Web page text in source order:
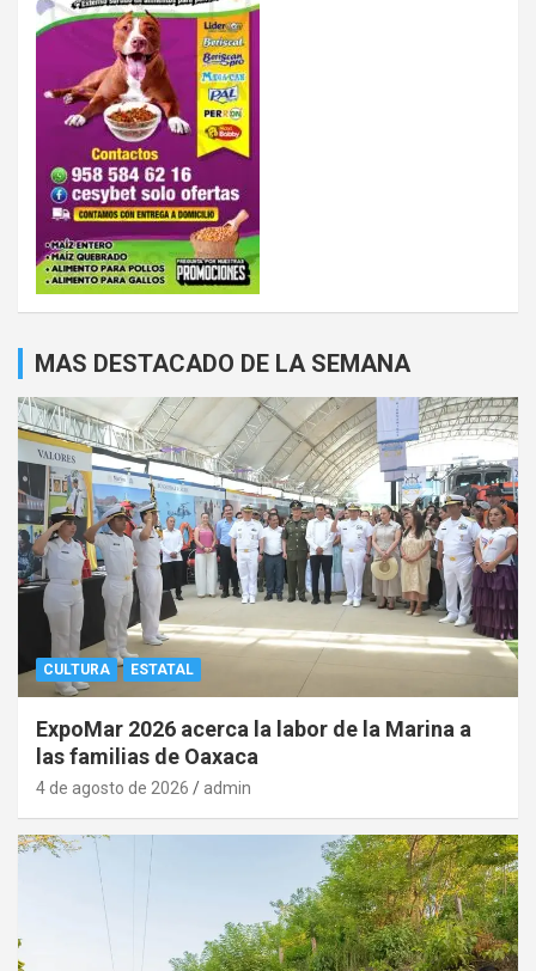
MAS DESTACADO DE LA SEMANA
CULTURA ESTATAL
ExpoMar 2026 acerca la labor de la Marina a
las familias de Oaxaca
4 de agosto de 2026 admin